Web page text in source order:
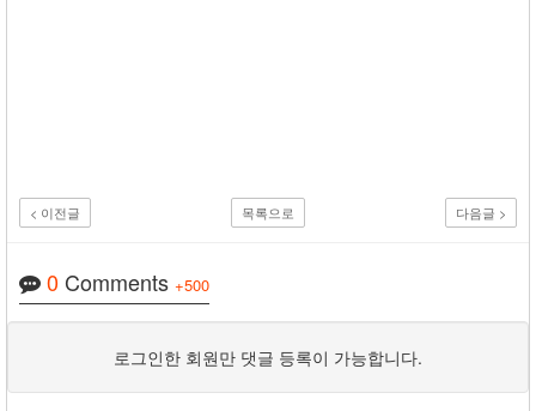
< 이전글 목록으로 다음글 >
0 Comments +500
로그인한 회원만 댓글 등록이 가능합니다.